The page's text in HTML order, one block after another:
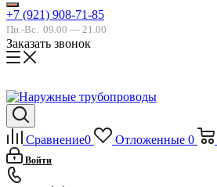
+7 (921) 908-71-85
Пн.-Вс. 09.00 — 21.00
Заказать звонок
Сравнение0 Отложенные 0
Войти